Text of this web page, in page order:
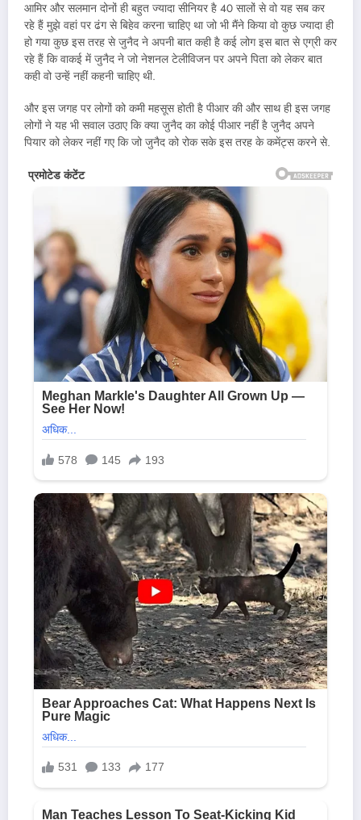
आमिर और सलमान दोनों ही बहुत ज्यादा सीनियर है 40 सालों से वो यह सब कर
रहे हैं मुझे वहां पर ढंग से बिहेव करना चाहिए था जो भी मैंने किया वो कुछ ज्यादा ही
हो गया कुछ इस तरह से जुनैद ने अपनी बात कही है कई लोग इस बात से एग्री कर
रहे हैं कि वाकई में जुनैद ने जो नेशनल टेलीविजन पर अपने पिता को लेकर बात
कही वो उन्हें नहीं कहनी चाहिए थी.
और इस जगह पर लोगों को कमी महसूस होती है पीआर की और साथ ही इस जगह
लोगों ने यह भी सवाल उठाए कि क्या जुनैद का कोई पीआर नहीं है जुनैद अपने
पियार को लेकर नहीं गए कि जो जुनैद को रोक सके इस तरह के कमेंट्स करने से.